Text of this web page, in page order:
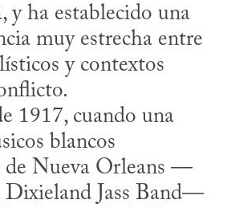
y ha establecido una
muy estrecha entre
y contextos
blancos
de Nueva Orleans —
Jass Band—